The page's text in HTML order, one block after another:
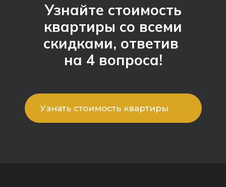
Узнайте стоимость
квартиры со всеми
скидками, ответив
на 4 вопроса!
Узнать стоимость квартиры